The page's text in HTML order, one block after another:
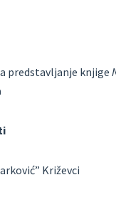
predstavljanje knjige
Križevci